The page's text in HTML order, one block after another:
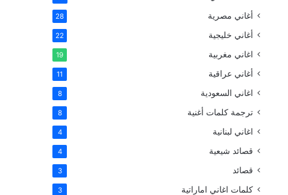
أغاني مصرية 28
أغاني خليجية 22
اغاني مغربية 19
أغاني عراقية 11
اغاني السعودية 8
ترجمة كلمات أغنية 8
اغاني لبنانية 4
قصائد شيعية 4
قصائد 3
كلمات اغاني اماراتية 3